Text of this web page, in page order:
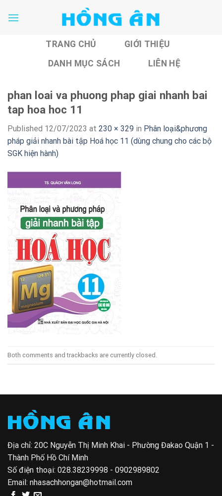
TRANG CHỦ
GIỚI THIỆU
DANH MỤC SÁCH
LIÊN HỆ
phan loai va phuong phap giai nhanh bai
tap hoa hoc 11
Published 12/07/2023 at 230 × 329 in Phân loại&phương
pháp giải nhanh bài tập Hoá học 11 (dùng chung cho các bộ
SGK hiện hành)
Both comments and trackbacks are currently closed.
Địa chỉ: 20C Nguyễn Thị Minh Khai - Phường Đakao Quận 1 -
Thành Phố Hồ Chí Minh
Số điện thoại: 028.38239998 - 0902989802
Email: nhasachhongan@hotmail.com